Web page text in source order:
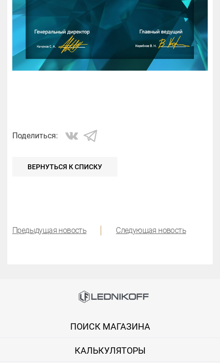
ВЕРНУТЬСЯ К СПИСКУ
Предыдущая новость Следующая новость
ПОИСК МАГАЗИНА
КАЛЬКУЛЯТОРЫ